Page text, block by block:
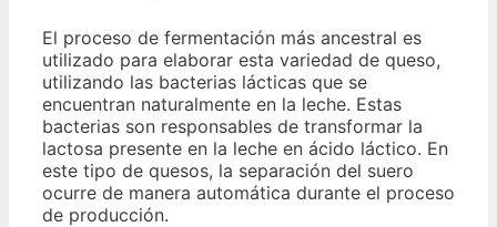
El proceso de fermentación más ancestral es
utilizado para elaborar esta variedad de queso,
utilizando las bacterias lácticas que se
encuentran naturalmente en la leche. Estas
bacterias son responsables de transformar la
lactosa presente en la leche en ácido láctico. En
este tipo de quesos, la separación del suero
ocurre de manera automática durante el proceso
de producción.